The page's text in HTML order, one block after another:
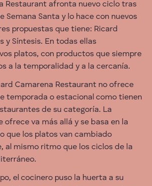
Restaurant afronta nuevo ciclo tras
Semana Santa y lo hace con nuevos
propuestas que tiene: Ricard
y Síntesis. En todas ellas
platos, con productos que siempre
a la temporalidad y a la cercanía.
Camarena Restaurant no ofrece
temporada o estacional como tienen
de su categoría. La
ofrece va más allá y se basa en la
que los platos van cambiado
al mismo ritmo que los ciclos de la
el cocinero puso la huerta a su